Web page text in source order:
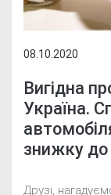
08.10.2020
Вигідна
Україна.
знижку до
Друзі,